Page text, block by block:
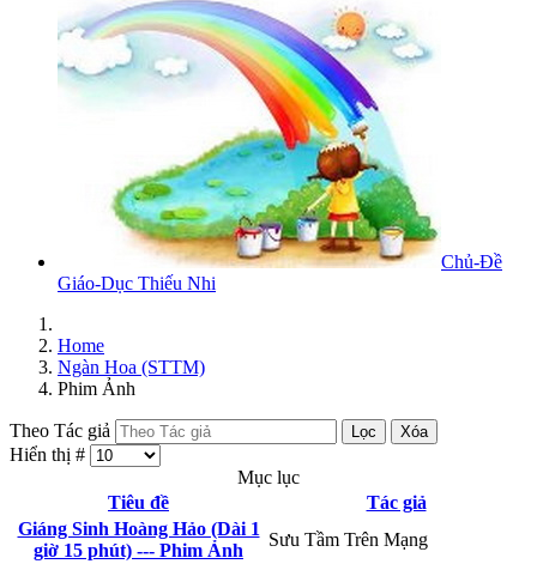
Chủ-Đề
Giáo-Dục Thiếu Nhi
Home
Ngàn Hoa (STTM)
Phim Ảnh
Theo Tác giả Lọc Xóa
Hiển thị #
Mục lục
Tiêu đề
Tác giả
Giáng Sinh Hoàng Hảo (Dài 1
giờ 15 phút) --- Phim Ảnh
Sưu Tầm Trên Mạng